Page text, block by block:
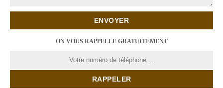
ON VOUS RAPPELLE GRATUITEMENT